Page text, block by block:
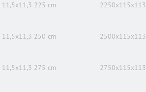
11,5x11,3 225 cm 2250x115x113
11,5x11,3 250 cm 2500x115x113
11,5x11,3 275 cm 2750x115x113